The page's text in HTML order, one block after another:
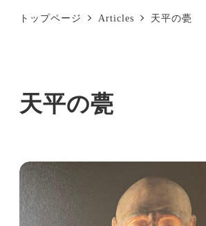
トップページ Articles 天平の甍
天平の甍